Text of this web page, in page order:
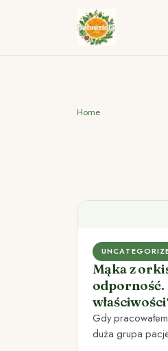
Home
Mąka z
odporność.
Gdy
duża grupa